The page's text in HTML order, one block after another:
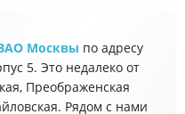
Москвы по адресу
5. Это недалеко от
Преображенская
Рядом с нами